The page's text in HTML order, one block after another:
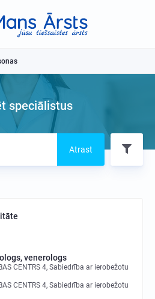
speciālistus
Atrast
venerologs
CENTRS 4, Sabiedrība ar ierobežotu
CENTRS 4, Sabiedrība ar ierobežotu